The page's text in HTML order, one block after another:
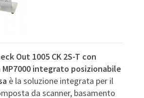
Out 1005 CK 2S-T con
integrato posizionabile
è la soluzione integrata per il
da scanner, basamento